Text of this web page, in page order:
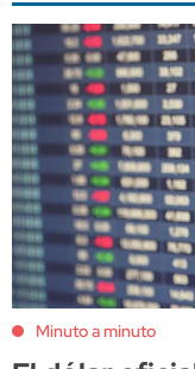
Minuto a minuto